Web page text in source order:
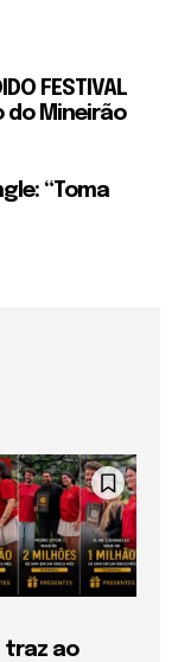
FESTIVAL
do Mineirão
“Toma
traz ao